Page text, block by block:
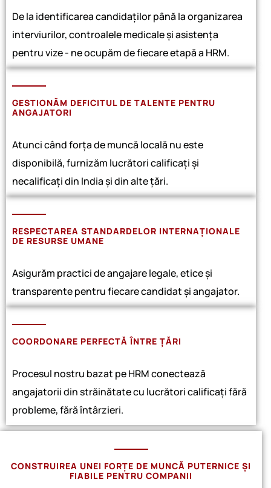
De la identificarea candidaților până la organizarea
interviurilor, controalele medicale și asistența
pentru vize - ne ocupăm de fiecare etapă a HRM.
GESTIONĂM DEFICITUL DE TALENTE PENTRU
ANGAJATORI
Atunci când forța de muncă locală nu este
disponibilă, furnizăm lucrători calificați și
necalificați din India și din alte țări.
RESPECTAREA STANDARDELOR INTERNAȚIONALE
DE RESURSE UMANE
Asigurăm practici de angajare legale, etice și
transparente pentru fiecare candidat și angajator.
COORDONARE PERFECTĂ ÎNTRE ȚĂRI
Procesul nostru bazat pe HRM conectează
angajatorii din străinătate cu lucrători calificați fără
probleme, fără întârzieri.
CONSTRUIREA UNEI FORȚE DE MUNCĂ PUTERNICE ȘI
FIABILE PENTRU COMPANII